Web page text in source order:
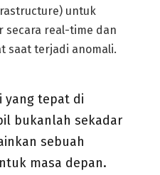
untuk
secara real-time dan
saat terjadi anomali.
yang tepat di
bukanlah sekadar
sebuah
masa depan.